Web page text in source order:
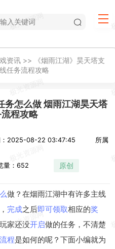
资讯 >>
《烟雨江湖》昊天塔支
任务流程攻略
务怎么做 烟雨江湖昊天塔
程攻略
：2025-08-22 03:47:45 所属
量：652 原创
做？在烟雨江湖中有许多主线
， 完成之后即可领取相应的奖
家还没开启做的任务，不清楚
流程是如何的呢？下面小编就为